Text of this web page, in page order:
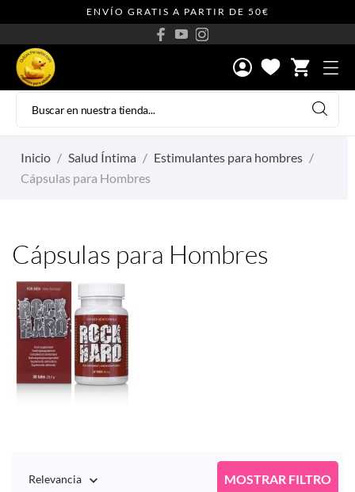
ENVÍO GRATIS A PARTIR DE 50€
shopping_cart
Inicio Salud Íntima
Estimulantes para hombres
Cápsulas para Hombres
Cápsulas para Hombres
Relevancia  MOSTRAR FILTRO